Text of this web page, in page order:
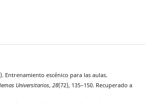
Entrenamiento escénico para las aulas.
Universitarios, 28(72), 135–150. Recuperado a